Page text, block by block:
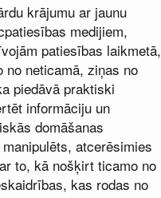
krājumu ar jaunu
medijiem,
patiesības laikmetā,
neticamā, ziņas no
piedāvā praktiski
informāciju un
domāšanas
atcerēsimies
to, kā nošķirt ticamo no
kas rodas no